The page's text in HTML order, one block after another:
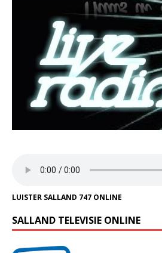
LUISTER SALLAND 747 ONLINE
SALLAND TELEVISIE ONLINE